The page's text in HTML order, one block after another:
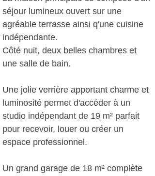
séjour lumineux ouvert sur une
agréable terrasse ainsi q'une cuisine
indépendante.
Côté nuit, deux belles chambres et
une salle de bain.
Une jolie verrière apportant charme et
luminosité permet d'accéder à un
studio indépendant de 19 m² parfait
pour recevoir, louer ou créer un
espace professionnel.
Un grand garage de 18 m² complète